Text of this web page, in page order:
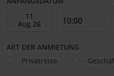
ART DER ANMIETUNG
Privatreise